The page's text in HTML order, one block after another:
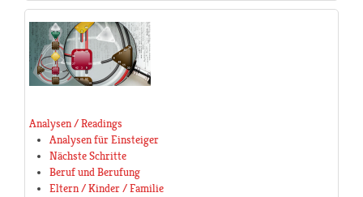
Analysen / Readings
Analysen für Einsteiger
Nächste Schritte
Beruf und Berufung
Eltern / Kinder / Familie